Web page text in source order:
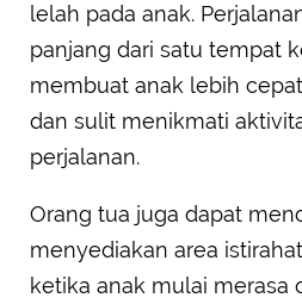
lelah pada anak.
panjang dari satu tempat
membuat anak lebih
dan sulit menikmati
perjalanan.
Orang tua juga dapat
menyediakan area
ketika anak mulai merasa